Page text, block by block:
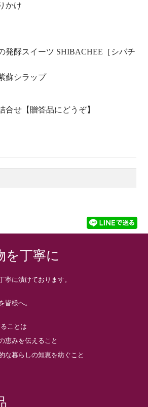
かけ
発酵スイーツ SHIBACHEE［シバチ
蘇シラップ
合せ【贈答品にどうぞ】
を丁寧に
寧に漬けております。
皆様へ。
ことは
恵みを伝えること
な暮らしの知恵を紡ぐこと